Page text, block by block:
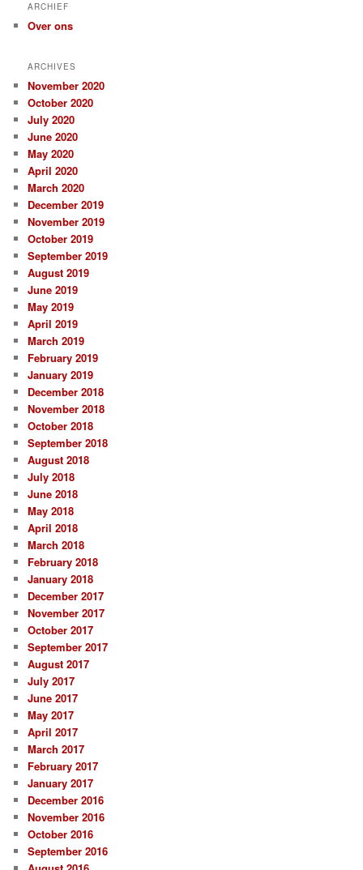
ARCHIEF
Over ons
ARCHIVES
November 2020
October 2020
July 2020
June 2020
May 2020
April 2020
March 2020
December 2019
November 2019
October 2019
September 2019
August 2019
June 2019
May 2019
April 2019
March 2019
February 2019
January 2019
December 2018
November 2018
October 2018
September 2018
August 2018
July 2018
June 2018
May 2018
April 2018
March 2018
February 2018
January 2018
December 2017
November 2017
October 2017
September 2017
August 2017
July 2017
June 2017
May 2017
April 2017
March 2017
February 2017
January 2017
December 2016
November 2016
October 2016
September 2016